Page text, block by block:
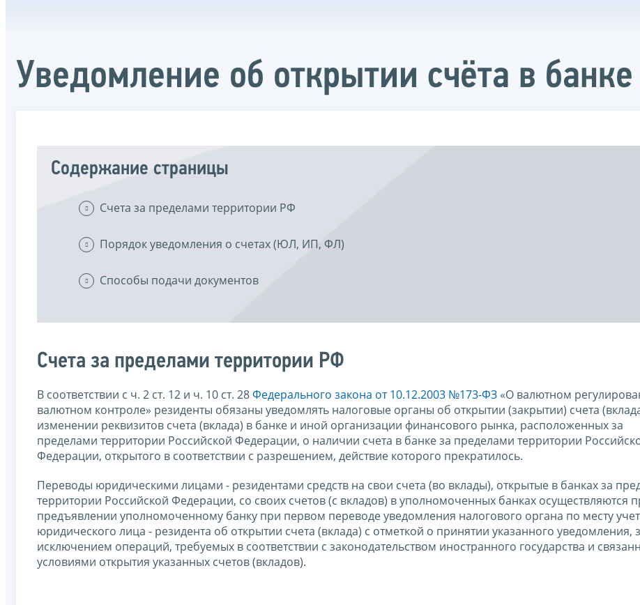
Уведомление об открытии счёта в
Содержание страницы
Счета за пределами территории РФ
Порядок уведомления о счетах (ЮЛ, ИП, ФЛ)
Способы подачи документов
Счета за пределами территории РФ
В соответствии с ч. 2 ст. 12 и ч. 10 ст. 28Федерального закона от 10.12.2003 №173-ФЗ «О валютном
валютном контроле» резиденты обязаны уведомлять налоговые органы об открытии (закрытии) счета
изменении реквизитов счета (вклада) в банке и иной организации финансового рынка, расположенных за
пределами территории Российской Федерации, о наличии счета в банке за пределами территории
Федерации, открытого в соответствии с разрешением, действие которого прекратилось.
Переводы юридическими лицами - резидентами средств на свои счета (во вклады), открытые в банках за
территории Российской Федерации, со своих счетов (с вкладов) в уполномоченных банках осуществляются
предъявлении уполномоченному банку при первом переводе уведомления налогового органа по месту
юридического лица - резидента об открытии счета (вклада) с отметкой о принятии указанного уведомления,
исключением операций, требуемых в соответствии с законодательством иностранного государства и
условиями открытия указанных счетов (вкладов).